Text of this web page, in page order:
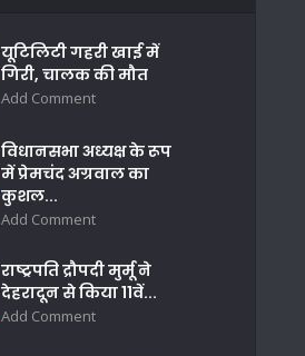
यूटिलिटी गहरी खाई में
गिरी, चालक की मौत
Add Comment
विधानसभा अध्यक्ष के रूप
में प्रेमचंद अग्रवाल का
कुशल...
Add Comment
राष्ट्रपति द्रौपदी मुर्मू ने
देहरादून से किया 11वें...
Add Comment